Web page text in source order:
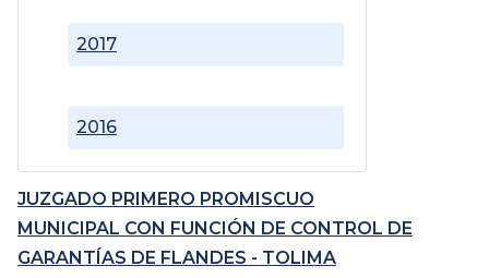
2016
2017
JUZGADO PRIMERO PROMISCUO
MUNICIPAL CON FUNCIÓN DE CONTROL DE
GARANTÍAS DE FLANDES - TOLIMA